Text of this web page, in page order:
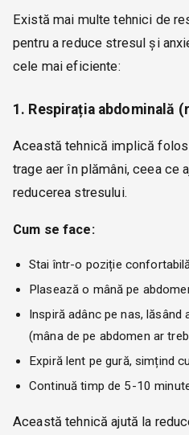
Există mai multe tehnici de
pentru a reduce stresul și
cele mai eficiente:
1. Respirația abdominală
Această tehnică implică
trage aer în plămâni, ceea ce
reducerea stresului.
Cum se face:
Stai într-o poziție
Plasează o mână pe
Inspiră adânc pe nas, lăsând
(mâna de pe abdomen ar
Expiră lent pe gură, simțind
Continuă timp de 5-10
Această tehnică ajută la